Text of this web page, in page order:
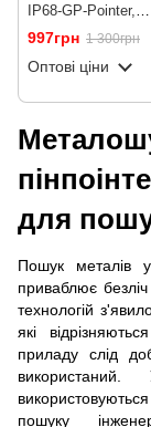
IP68-GP-Pointer,
металошукач,
для пошуку
монет,
997грн 1 300грн
Оптові ціни
для
Пошук металів
приваблює
технологій
які
приладу слід
пошуку